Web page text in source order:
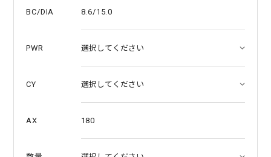
BC/DIA 8.6/15.0
PWR
CY
AX 180